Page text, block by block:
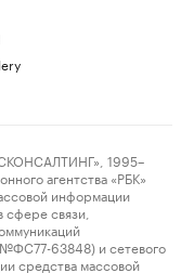
1995–
агентства «РБК»
информации
связи,
63848) и сетевого
средства массовой